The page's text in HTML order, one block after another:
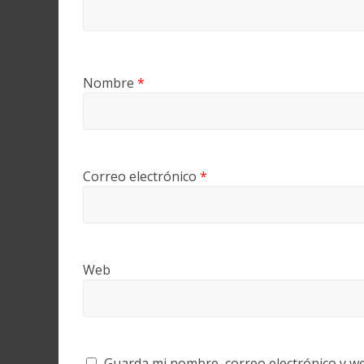
Nombre *
Correo electrónico *
Web